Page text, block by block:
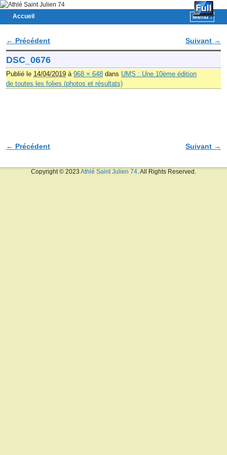
Accueil
Menu ↓
Navigation des images
← Précédent Suivant →
DSC_0676
Publié le 14/04/2019 à 968 × 648 dans UMS : Une 10ème édition
de toutes les folies (photos et résultats)
Navigation des images
← Précédent Suivant →
Copyright © 2023 Athlé Saint Julien 74 . All Rights Reserved.